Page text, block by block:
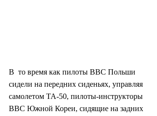
В  то время как пилоты ВВС Польши
сидели на передних сиденьях, управляя
самолетом ТА-50, пилоты-инструкторы
ВВС Южной Кореи, сидящие на задних